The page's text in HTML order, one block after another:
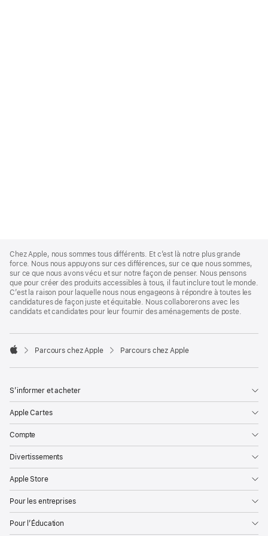
Footer
Chez Apple, nous sommes tous différents. Et c’est là notre plus grande
force. Nous nous appuyons sur ces différences, sur ce que nous sommes,
sur ce que nous avons vécu et sur notre façon de penser. Nous pensons
que pour créer des produits accessibles à tous, il faut inclure tout le monde.
C’est la raison pour laquelle nous nous engageons à répondre à toutes les
candidatures de façon juste et équitable. Nous collaborerons avec les
candidats et candidates pour leur fournir des aménagements de poste.

Parcours chez Apple Parcours chez Apple
S’informer et acheter
Apple Cartes
Compte
Divertissements
Apple Store
Pour les entreprises
Pour l’Éducation